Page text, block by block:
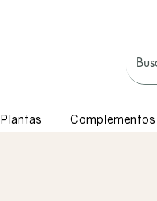
Plantas Complementos